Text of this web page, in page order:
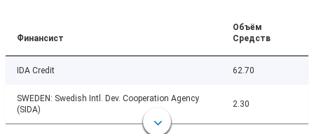
Финансист
Объём
Средств
IDA Credit 62.70
SWEDEN: Swedish Intl. Dev. Cooperation Agency
(SIDA)
2.30